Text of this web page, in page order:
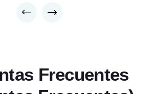
Frecuentes